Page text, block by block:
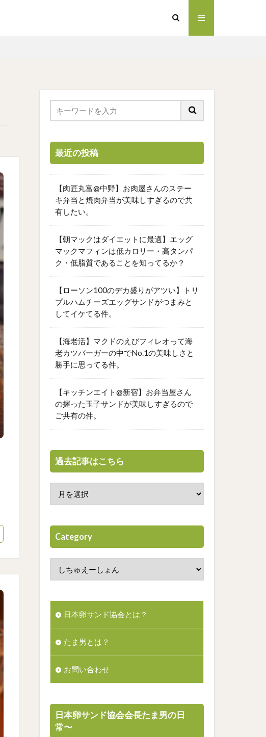
最近の投稿
【肉匠丸富@中野】お肉屋さんのステー
キ弁当と焼肉弁当が美味しすぎるので共
有したい。
【朝マックはダイエットに最適】エッグ
マックマフィンは低カロリー・高タンパ
ク・低脂質であることを知ってるか？
【ローソン100のデカ盛りがアツい】トリ
プルハムチーズエッグサンドがつまみと
してイケてる件。
【海老活】マクドのえびフィレオって海
老カツバーガーの中でNo.1の美味しさと
勝手に思ってる件。
【キッチンエイト@新宿】お弁当屋さん
の握った玉子サンドが美味しすぎるので
ご共有の件。
過去記事はこちら
Category
日本卵サンド協会とは？
たま男とは？
お問い合わせ
日本卵サンド協会会長たま男の日
常〜